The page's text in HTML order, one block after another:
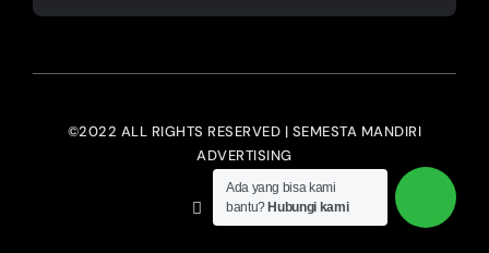
©2022 ALL RIGHTS RESERVED | SEMESTA MANDIRI
ADVERTISING
Ada yang bisa kami
bantu? Hubungi kami